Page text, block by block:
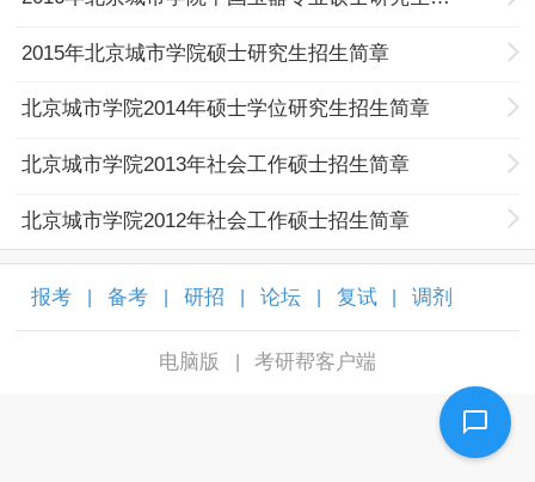
2015年北京城市学院硕士研究生招生简章
北京城市学院2014年硕士学位研究生招生简章
北京城市学院2013年社会工作硕士招生简章
北京城市学院2012年社会工作硕士招生简章
报考 备考 研招 论坛 复试 调剂
电脑版 考研帮客户端